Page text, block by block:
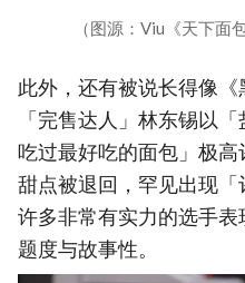
（图源：Viu《天下面
此外，还有被说长得像
「完售达人」林东锡以
吃过最好吃的面包」极
甜点被退回，罕见出现「
许多非常有实力的选手
题度与故事性。